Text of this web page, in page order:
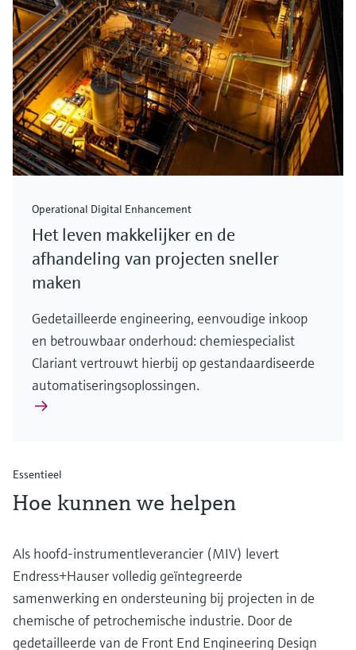
Operational Digital Enhancement
Het leven makkelijker en de
afhandeling van projecten sneller
maken
Gedetailleerde engineering, eenvoudige inkoop
en betrouwbaar onderhoud: chemiespecialist
Clariant vertrouwt hierbij op gestandaardiseerde
automatiseringsoplossingen.
Essentieel
Hoe kunnen we helpen
Als hoofd-instrumentleverancier (MIV) levert
Endress+Hauser volledig geïntegreerde
samenwerking en ondersteuning bij projecten in de
chemische of petrochemische industrie. Door de
gedetailleerde van de Front End Engineering Design